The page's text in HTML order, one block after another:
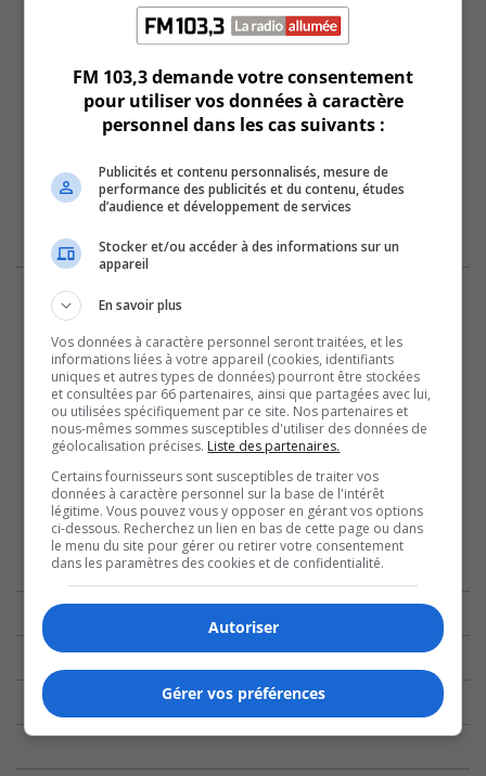
FM 103,3 demande votre consentement
pour utiliser vos données à caractère
personnel dans les cas suivants :
Publicités et contenu personnalisés, mesure de
performance des publicités et du contenu, études
d’audience et développement de services
Stocker et/ou accéder à des informations sur un
appareil
En savoir plus
Vos données à caractère personnel seront traitées, et les
informations liées à votre appareil (cookies, identifiants
uniques et autres types de données) pourront être stockées
et consultées par 66 partenaires, ainsi que partagées avec lui,
ou utilisées spécifiquement par ce site. Nos partenaires et
nous-mêmes sommes susceptibles d'utiliser des données de
géolocalisation précises. Liste des partenaires.
Certains fournisseurs sont susceptibles de traiter vos
données à caractère personnel sur la base de l'intérêt
légitime. Vous pouvez vous y opposer en gérant vos options
ci-dessous. Recherchez un lien en bas de cette page ou dans
le menu du site pour gérer ou retirer votre consentement
dans les paramètres des cookies et de confidentialité.
Autoriser
Gérer vos préférences